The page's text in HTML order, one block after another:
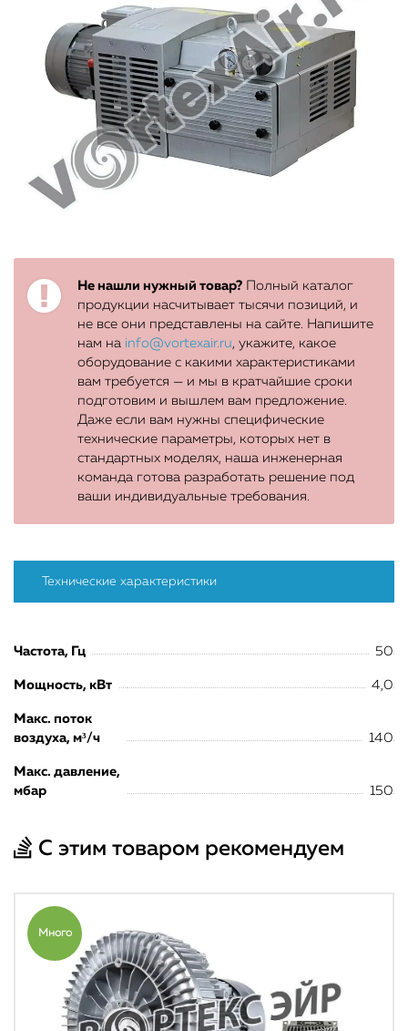
Не нашли нужный товар? Полный каталог
продукции насчитывает тысячи позиций, и
не все они представлены на сайте. Напишите
нам на info@vortexair.ru, укажите, какое
оборудование с какими характеристиками
вам требуется — и мы в кратчайшие сроки
подготовим и вышлем вам предложение.
Даже если вам нужны специфические
технические параметры, которых нет в
стандартных моделях, наша инженерная
команда готова разработать решение под
ваши индивидуальные требования.
Технические характеристики
Частота, Гц 50
Мощность, кВт 4,0
Макс. поток
воздуха, м³/ч
140
Макс. давление,
мбар
150
С этим товаром рекомендуем
Много